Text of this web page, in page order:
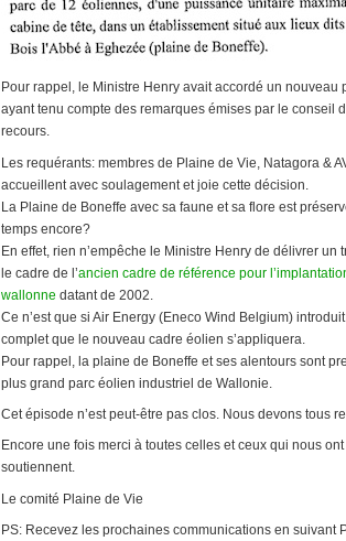
Pour rappel, le Ministre Henry avait accordé un nouveau
ayant tenu compte des remarques émises par le conseil
recours.
Les requérants: membres de Plaine de Vie, Natagora &
accueillent avec soulagement et joie cette décision.
La Plaine de Boneffe avec sa faune et sa flore est
temps encore?
En effet, rien n’empêche le Ministre Henry de délivrer un
le cadre de l’ancien cadre de référence pour
wallonne datant de 2002.
Ce n’est que si Air Energy (Eneco Wind Belgium)
complet que le nouveau cadre éolien s’appliquera.
Pour rappel, la plaine de Boneffe et ses alentours sont
plus grand parc éolien industriel de Wallonie.
Cet épisode n’est peut-être pas clos. Nous devons tous
Encore une fois merci à toutes celles et ceux qui nous
soutiennent.
Le comité Plaine de Vie
PS: Recevez les prochaines communications en suivant